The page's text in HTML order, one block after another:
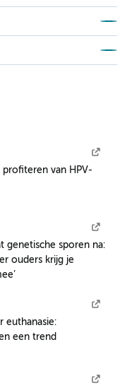
van HPV-
genetische sporen na:
ouders krijg je
euthanasie:
een trend